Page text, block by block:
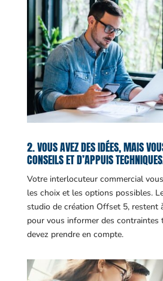
2. VOUS AVEZ DES IDÉES, MAIS
CONSEILS ET D’APPUIS
Votre interlocuteur commercial
les choix et les options possibles.
studio de création Offset 5, restent
pour vous informer des contraintes
devez prendre en compte.